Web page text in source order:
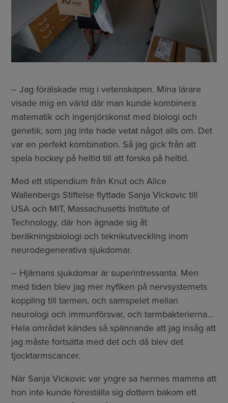
– Jag förälskade mig i vetenskapen. Mina lärare
visade mig en värld där man kunde kombinera
matematik och ingenjörskonst med biologi och
genetik, som jag inte hade vetat något alls om. Det
var en perfekt kombination. Så jag gick från att
spela hockey på heltid till att forska på heltid.
Med ett stipendium från Knut och Alice
Wallenbergs Stiftelse flyttade Sanja Vickovic till
USA och MIT, Massachusetts Institute of
Technology, där hon ägnade sig åt
beräkningsbiologi och teknikutveckling inom
neurodegenerativa sjukdomar.
– Hjärnans sjukdomar är superintressanta. Men
med tiden blev jag mer nyfiken på nervsystemets
koppling till tarmen, och samspelet mellan
neurologi och immunförsvar, och tarmbakterierna...
Hela området kändes så spännande att jag insåg att
jag måste fortsätta med det och då blev det
tjocktarmscancer.
När Sanja Vickovic var yngre sa hennes mamma att
hon inte kunde föreställa sig dottern bakom ett